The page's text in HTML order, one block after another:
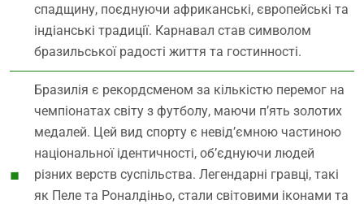
спадщину, поєднуючи африканські, європейські та
індіанські традиції. Карнавал став символом
бразильської радості життя та гостинності.
Бразилія є рекордсменом за кількістю перемог на
чемпіонатах світу з футболу, маючи п’ять золотих
медалей. Цей вид спорту є невід’ємною частиною
національної ідентичності, об’єднуючи людей
різних верств суспільства. Легендарні гравці, такі
як Пеле та Роналдіньо, стали світовими іконами та